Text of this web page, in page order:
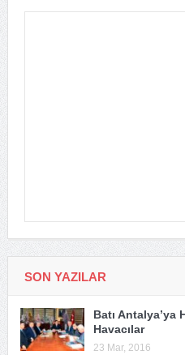
SON YAZILAR
Batı Antalya’ya
Havacılar
23 Mar, 2016